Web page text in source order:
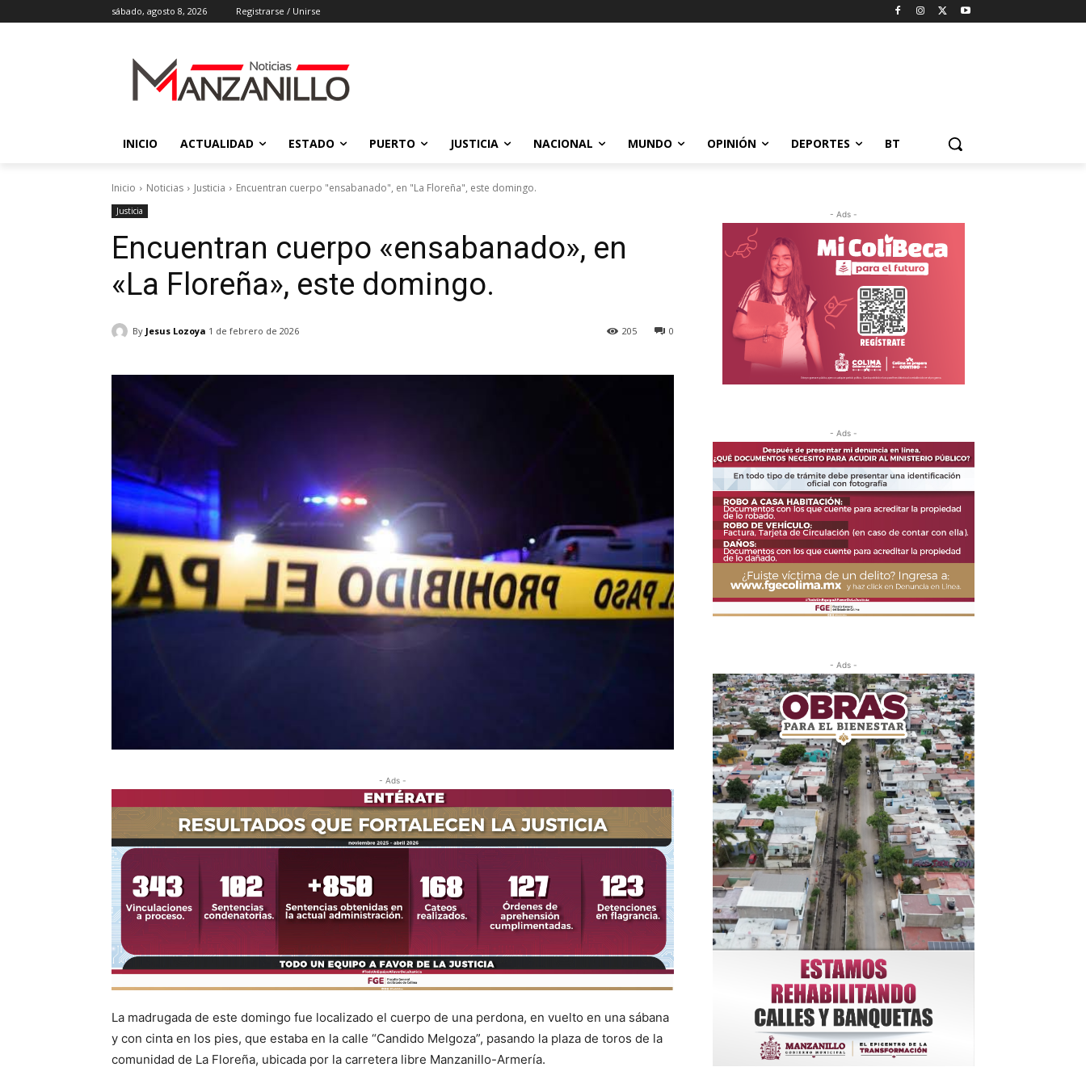
sábado, agosto 8, 2026 Registrarse / Unirse
INICIO ACTUALIDAD ESTADO PUERTO JUSTICIA NACIONAL MUNDO OPINIÓN DEPORTES BT
Inicio Noticias Justicia Encuentran cuerpo "ensabanado", en "La Floreña", este domingo.
Justicia
Encuentran cuerpo «ensabanado», en
«La Floreña», este domingo.
By Jesus Lozoya 1 de febrero de 2026 0
205
- Ads -
La madrugada de este domingo fue localizado el cuerpo de una perdona, en vuelto en una sábana
y con cinta en los pies, que estaba en la calle “Candido Melgoza”, pasando la plaza de toros de la
comunidad de La Floreña, ubicada por la carretera libre Manzanillo-Armería.
- Ads -
- Ads -
- Ads -